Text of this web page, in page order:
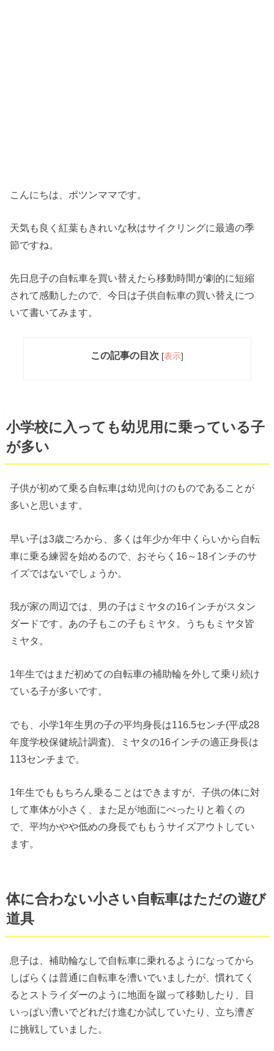
こんにちは、ポツンママです。
天気も良く紅葉もきれいな秋はサイクリングに最適の季
節ですね。
先日息子の自転車を買い替えたら移動時間が劇的に短縮
されて感動したので、今日は子供自転車の買い替えにつ
いて書いてみます。
この記事の目次 [表示]
小学校に入っても幼児用に乗っている子
が多い
子供が初めて乗る自転車は幼児向けのものであることが
多いと思います。
早い子は3歳ごろから、多くは年少か年中くらいから自転
車に乗る練習を始めるので、おそらく16～18インチのサ
イズではないでしょうか。
我が家の周辺では、男の子はミヤタの16インチがスタン
ダードです。あの子もこの子もミヤタ。うちもミヤタ皆
ミヤタ。
1年生ではまだ初めての自転車の補助輪を外して乗り続け
ている子が多いです。
でも、小学1年生男の子の平均身長は116.5センチ(平成28
年度学校保健統計調査)、ミヤタの16インチの適正身長は
113センチまで。
1年生でももちろん乗ることはできますが、子供の体に対
して車体が小さく、また足が地面にぺったりと着くの
で、平均かやや低めの身長でももうサイズアウトしてい
ます。
体に合わない小さい自転車はただの遊び
道具
息子は、補助輪なしで自転車に乗れるようになってから
しばらくは普通に自転車を漕いでいましたが、慣れてく
るとストライダーのように地面を蹴って移動したり、目
いっぱい漕いでどれだけ進むか試していたり、立ち漕ぎ
に挑戦していました。